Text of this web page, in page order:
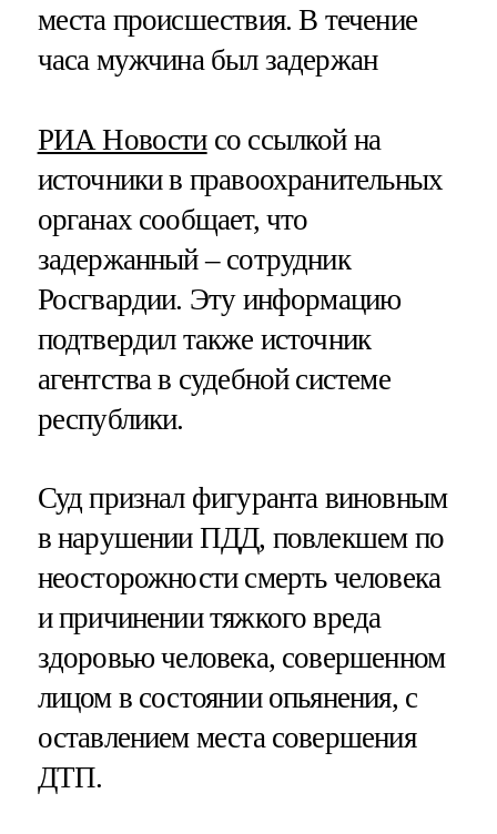
места происшествия. В течение
часа мужчина был задержан
РИА Новостисо ссылкой на
источники в правоохранительных
органах сообщает, что
задержанный – сотрудник
Росгвардии. Эту информацию
подтвердил также источник
агентства в судебной системе
республики.
Суд признал фигуранта виновным
в нарушении ПДД, повлекшем по
неосторожности смерть человека
и причинении тяжкого вреда
здоровью человека, совершенном
лицом в состоянии опьянения, с
оставлением места совершения
ДТП.